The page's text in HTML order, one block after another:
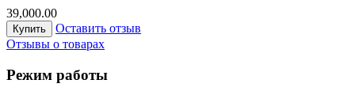
39,000.00
Купить
Оставить отзыв
Отзывы о товарах
Режим работы